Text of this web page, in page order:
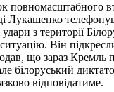
повномасштабного
Лукашенко
удари з території
Він
що зараз Кремль
білоруський
відповідатиме.